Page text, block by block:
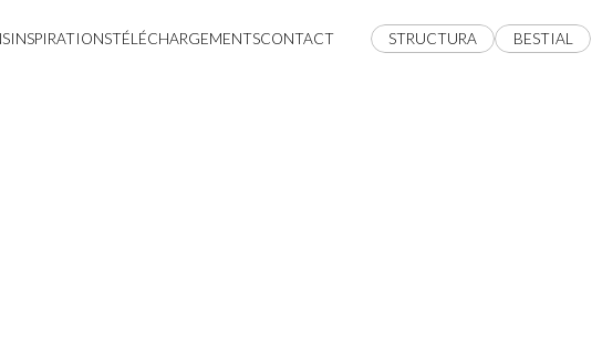
INSPIRATIONSTÉLÉCHARGEMENTSCONTACT STRUCTURA BESTIAL